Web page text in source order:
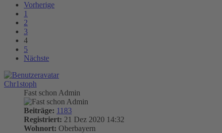
Vorherige
1
2
3
4
5
Nächste
Chr1stoph
Fast schon Admin
Beiträge: 1183
Registriert: 21 Dez 2020 14:32
Wohnort: Oberbayern